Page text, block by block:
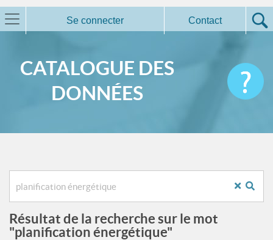
Se connecter Contact
CATALOGUE DES
DONNÉES
Résultat de la recherche sur le mot
"planification énergétique"